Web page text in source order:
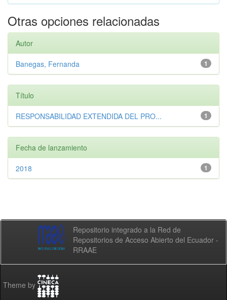
Otras opciones relacionadas
Autor
1
Banegas, Fernanda
Título
1
RESPONSABILIDAD EXTENDIDA DEL PRO...
Fecha de lanzamiento
1
2018
Repositorio integrado a la Red de
Repositorios de Acceso Abierto del Ecuador -
RRAAE
Theme by